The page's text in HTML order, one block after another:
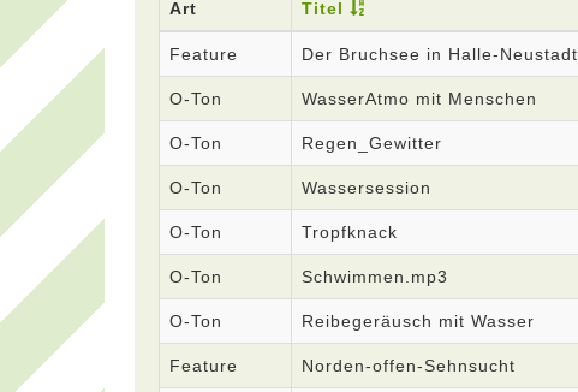
Art
Titel
Feature Der Bruchsee in Halle-Neustadt
O-Ton WasserAtmo mit Menschen
O-Ton Regen_Gewitter
O-Ton Wassersession
O-Ton Tropfknack
O-Ton Schwimmen.mp3
O-Ton Reibegeräusch mit Wasser
Feature Norden-offen-Sehnsucht